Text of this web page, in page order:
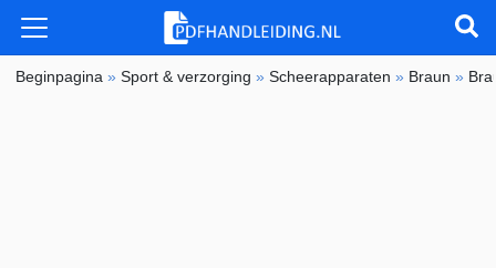
Beginpagina »Sport & verzorging »Scheerapparaten » Braun »